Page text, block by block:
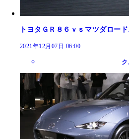
トヨタＧＲ８６ｖｓマツダロー
2021年12月07日 06:00